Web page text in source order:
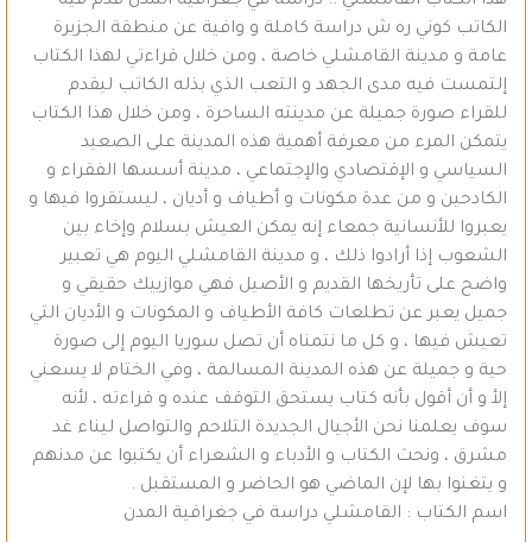
الكاتب كوني ره ش دراسة كاملة و وافية عن منطقة الجزيرة
عامة و مدينة القامشلي خاصة ، ومن خلال قراءتي لهذا الكتاب
إلتمست فيه مدى الجهد و التعب الذي بذله الكاتب ليقدم
للقراء صورة جميلة عن مدينته الساحرة ، ومن خلال هذا الكتاب
يتمكن المرء من معرفة أهمية هذه المدينة على الصعيد
السياسي و الإقتصادي والإجتماعي ، مدينة أسسها الفقراء و
الكادحين و من عدة مكونات و أطياف و أديان ، ليستقروا فيها و
يعبروا للأنسانية جمعاء إنه يمكن العيش بسلام وإخاء بين
الشعوب إذا أرادوا ذلك ، و مدينة القامشلي اليوم هي تعبير
واضح على تأريخها القديم و الأصيل فهي موازييك حقيقي و
جميل يعبر عن تطلعات كافة الأطياف و المكونات و الأديان التي
تعيش فيها ، و كل ما نتمناه أن تصل سوريا اليوم إلى صورة
حية و جميلة عن هذه المدينة المسالمة ، وفي الختام لا يسعني
إلأ و أن أقول بأنه كتاب يستحق التوقف عنده و قراءته ، لأنه
سوف يعلمنا نحن الأجيال الجديدة التلاحم والتواصل ليناء غد
مشرق ، ونحث الكتاب و الأدباء و الشعراء أن يكتبوا عن مدنهم
و يتغنوا بها لإن الماضي هو الحاضر و المستقبل .
اسم الكتاب : القامشلي دراسة في جغرافية المدن